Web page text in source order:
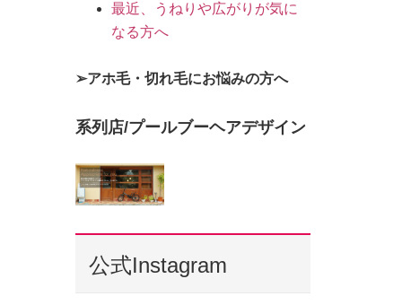
最近、うねりや広がりが気に
なる方へ
➢アホ毛・切れ毛にお悩みの方へ
系列店/プールブーヘアデザイン
公式Instagram